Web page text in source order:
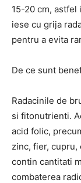
15-20 cm, astfel
iese cu grija
pentru a evita
De ce sunt
Radacinile de
si fitonutrienti.
acid folic,
zinc, fier, cupru,
contin cantitati
combaterea